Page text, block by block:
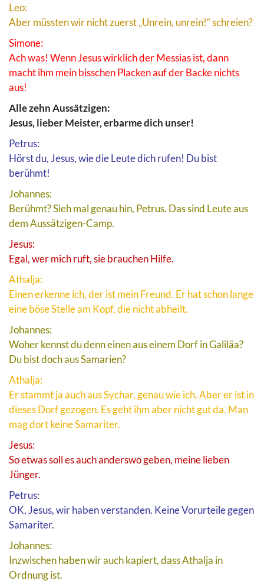
Leo:
Aber müssten wir nicht zuerst „Unrein, unrein!“ schreien?
Simone:
Ach was! Wenn Jesus wirklich der Messias ist, dann
macht ihm mein bisschen Placken auf der Backe nichts
aus!
Alle zehn Aussätzigen:
Jesus, lieber Meister, erbarme dich unser!
Petrus:
Hörst du, Jesus, wie die Leute dich rufen! Du bist
berühmt!
Johannes:
Berühmt? Sieh mal genau hin, Petrus. Das sind Leute aus
dem Aussätzigen-Camp.
Jesus:
Egal, wer mich ruft, sie brauchen Hilfe.
Athalja:
Einen erkenne ich, der ist mein Freund. Er hat schon lange
eine böse Stelle am Kopf, die nicht abheilt.
Johannes:
Woher kennst du denn einen aus einem Dorf in Galiläa?
Du bist doch aus Samarien?
Athalja:
Er stammt ja auch aus Sychar, genau wie ich. Aber er ist in
dieses Dorf gezogen. Es geht ihm aber nicht gut da. Man
mag dort keine Samariter.
Jesus:
So etwas soll es auch anderswo geben, meine lieben
Jünger.
Petrus:
OK, Jesus, wir haben verstanden. Keine Vorurteile gegen
Samariter.
Johannes:
Inzwischen haben wir auch kapiert, dass Athalja in
Ordnung ist.